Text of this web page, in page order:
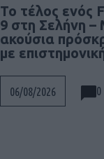
Το τέλος ενός
9 στη Σελήνη –
ακούσια
με
06/08/2026 0